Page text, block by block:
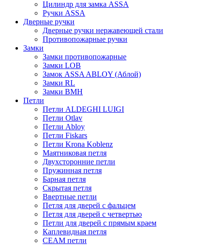
Цилиндр для замка ASSA
Ручки ASSA
Дверные ручки
Дверные ручки нержавеющей стали
Противопожарные ручки
Замки
Замки противопожарные
Замки LOB
Замок ASSA ABLOY (Аблой)
Замки RL
Замки BMH
Петли
Петли ALDEGHI LUIGI
Петли Otlav
Петли Abloy
Петли Fiskars
Петли Krona Koblenz
Маятниковая петля
Двухсторонние петли
Пружинная петля
Барная петля
Скрытая петля
Ввертные петли
Петля для дверей с фальцем
Петля для дверей с четвертью
Петли для дверей с прямым краем
Каплевидная петля
CEAM петли